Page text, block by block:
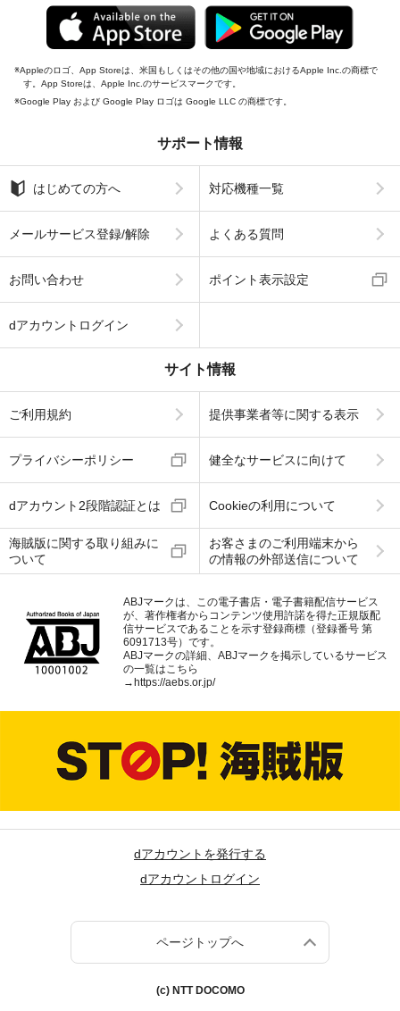
Appleのロゴ、App Storeは、米国もしくはその他の国や地域におけるApple Inc.の商標で
す。App Storeは、Apple Inc.のサービスマークです。
Google Play および Google Play ロゴは Google LLC の商標です。
サポート情報
はじめての方へ 対応機種一覧
メールサービス登録/解除 よくある質問
お問い合わせ ポイント表示設定
dアカウントログイン
サイト情報
ご利用規約 提供事業者等に関する表示
プライバシーポリシー 健全なサービスに向けて
dアカウント2段階認証とは Cookieの利用について
海賊版に関する取り組みに
ついて
お客さまのご利用端末から
の情報の外部送信について
ABJマークは、この電子書店・電子書籍配信サービス
が、著作権者からコンテンツ使用許諾を得た正規版配
信サービスであることを示す登録商標（登録番号 第
6091713号）です。
ABJマークの詳細、ABJマークを掲示しているサービス
の一覧はこちら
→ https://aebs.or.jp/
dアカウントを発行する
dアカウントログイン
ページトップへ
(c) NTT DOCOMO